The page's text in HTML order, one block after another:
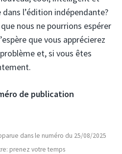
l’édition indépendante?
nous ne pourrions espérer
que vous apprécierez
et, si vous êtes
de publication
dans le numéro du 25/08/2025
prenez votre temps